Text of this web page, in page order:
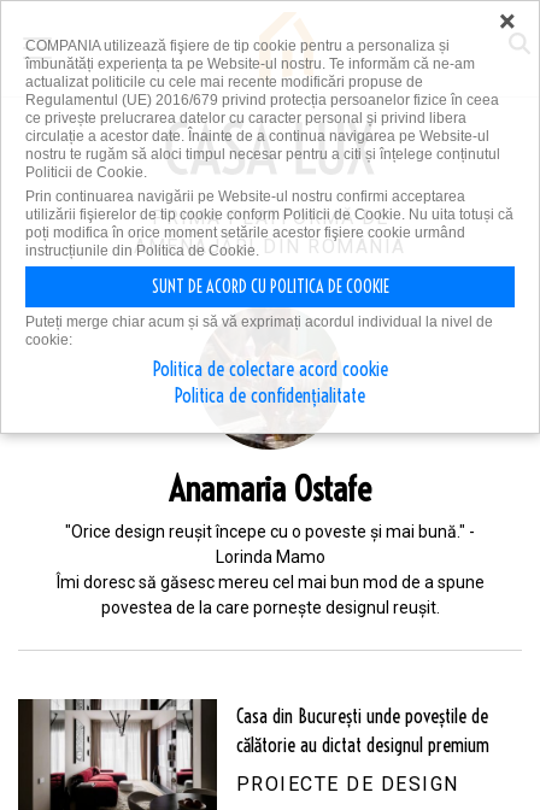
PRIMA PLATFORMĂ DE
AMENAJĂRI DIN ROMÂNIA
Anamaria Ostafe
"Orice design reușit începe cu o poveste și mai bună." -
Lorinda Mamo
Îmi doresc să găsesc mereu cel mai bun mod de a spune
povestea de la care pornește designul reușit.
Casa din București unde poveștile de
călătorie au dictat designul premium
PROIECTE DE DESIGN
×
COMPANIA utilizează fişiere de tip cookie pentru a personaliza și
îmbunătăți experiența ta pe Website-ul nostru. Te informăm că ne-am
actualizat politicile cu cele mai recente modificări propuse de
Regulamentul (UE) 2016/679 privind protecția persoanelor fizice în ceea
ce privește prelucrarea datelor cu caracter personal și privind libera
circulație a acestor date. Înainte de a continua navigarea pe Website-ul
nostru te rugăm să aloci timpul necesar pentru a citi și înțelege conținutul
Politicii de Cookie.
Prin continuarea navigării pe Website-ul nostru confirmi acceptarea
utilizării fişierelor de tip cookie conform Politicii de Cookie. Nu uita totuși că
poți modifica în orice moment setările acestor fişiere cookie urmând
instrucțiunile din Politica de Cookie.
SUNT DE ACORD CU POLITICA DE COOKIE
Puteți merge chiar acum și să vă exprimați acordul individual la nivel de
cookie:
Politica de colectare acord cookie
Politica de confidențialitate